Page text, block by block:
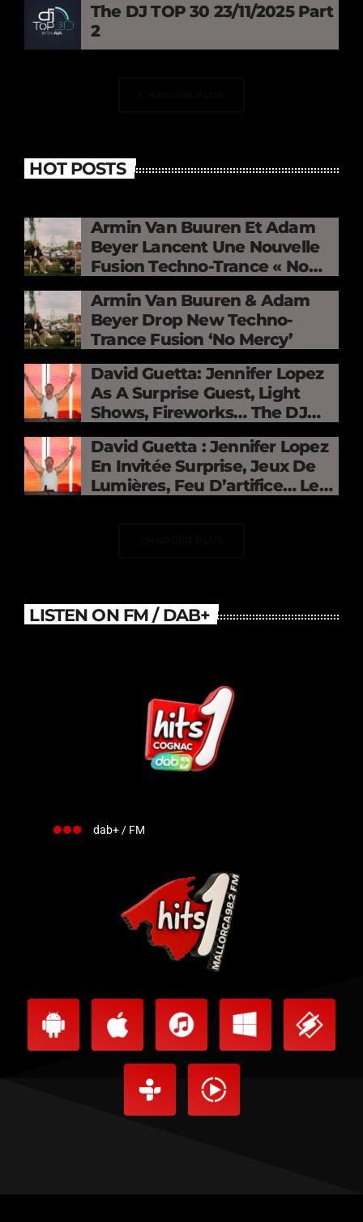
The DJ TOP 30 23/11/2025 Part
2
HOT POSTS
Armin Van Buuren Et Adam
Beyer Lancent Une Nouvelle
Fusion Techno-Trance « No
Mercy »
Armin Van Buuren & Adam
Beyer Drop New Techno-
Trance Fusion ‘No Mercy’
David Guetta: Jennifer Lopez
As A Surprise Guest, Light
Shows, Fireworks… The DJ
Electrifies The Stade De
France
David Guetta : Jennifer Lopez
En Invitée Surprise, Jeux De
Lumières, Feu D’artifice… Le
LISTEN ON FM / DAB+
dab+ / FM